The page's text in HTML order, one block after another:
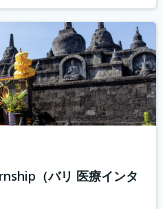
（バリ 医療インタ